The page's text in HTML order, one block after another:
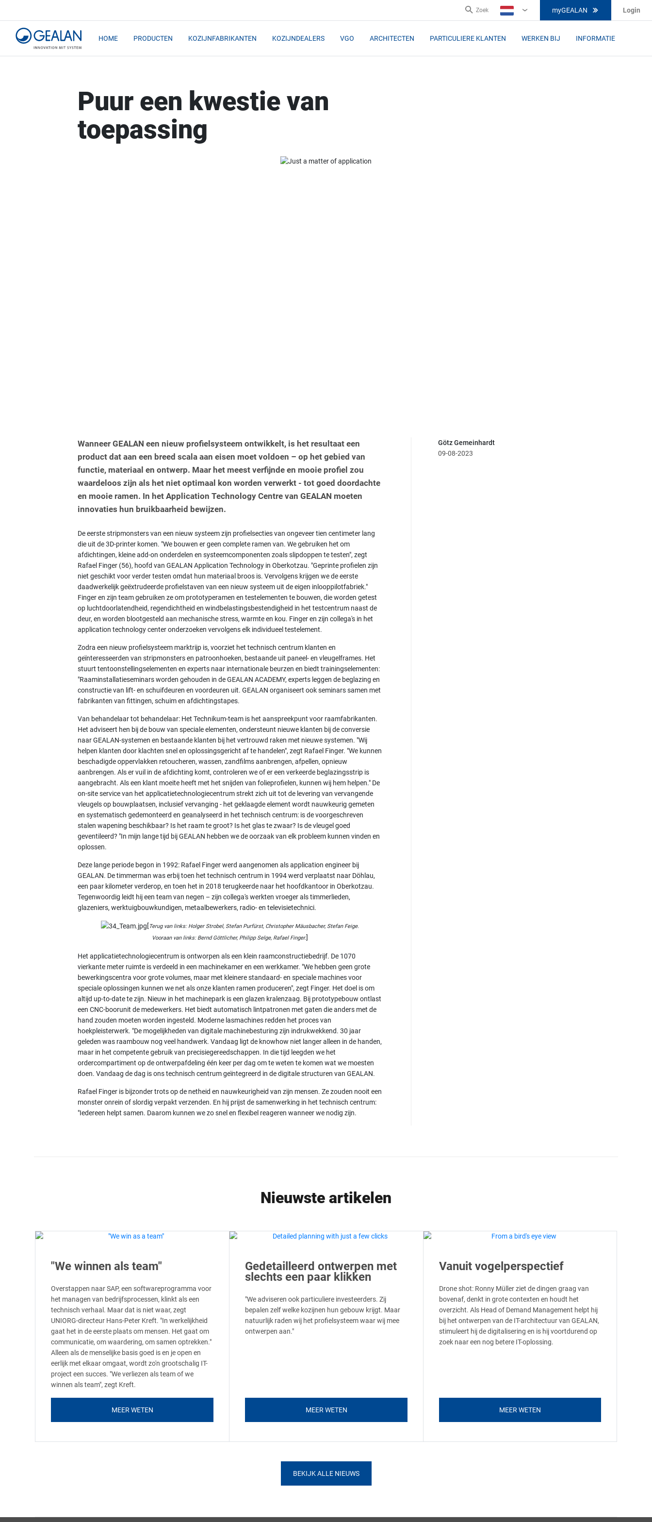
Zoek
NL
myGEALAN Login
HOME PRODUCTEN KOZIJNFABRIKANTEN KOZIJNDEALERS VGO ARCHITECTEN PARTICULIERE KLANTEN WERKEN BIJ INFORMATIE
Puur een kwestie van
toepassing
Wanneer GEALAN een nieuw profielsysteem ontwikkelt, is het resultaat een
product dat aan een breed scala aan eisen moet voldoen – op het gebied van
functie, materiaal en ontwerp. Maar het meest verfijnde en mooie profiel zou
waardeloos zijn als het niet optimaal kon worden verwerkt - tot goed doordachte
en mooie ramen. In het Application Technology Centre van GEALAN moeten
innovaties hun bruikbaarheid bewijzen.
De eerste stripmonsters van een nieuw systeem zijn profielsecties van ongeveer tien centimeter lang
die uit de 3D-printer komen. "We bouwen er geen complete ramen van. We gebruiken het om
afdichtingen, kleine add-on onderdelen en systeemcomponenten zoals slipdoppen te testen", zegt
Rafael Finger (56), hoofd van GEALAN Application Technology in Oberkotzau. "Geprinte profielen zijn
niet geschikt voor verder testen omdat hun materiaal broos is. Vervolgens krijgen we de eerste
daadwerkelijk geëxtrudeerde profielstaven van een nieuw systeem uit de eigen inlooppilotfabriek."
Finger en zijn team gebruiken ze om prototyperamen en testelementen te bouwen, die worden getest
op luchtdoorlatendheid, regendichtheid en windbelastingsbestendigheid in het testcentrum naast de
deur, en worden blootgesteld aan mechanische stress, warmte en kou. Finger en zijn collega's in het
application technology center onderzoeken vervolgens elk individueel testelement.
Zodra een nieuw profielsysteem marktrijp is, voorziet het technisch centrum klanten en
geïnteresseerden van stripmonsters en patroonhoeken, bestaande uit paneel- en vleugelframes. Het
stuurt tentoonstellingselementen en experts naar internationale beurzen en biedt trainingselementen:
"Raaminstallatieseminars worden gehouden in de GEALAN ACADEMY, experts leggen de beglazing en
constructie van lift- en schuifdeuren en voordeuren uit. GEALAN organiseert ook seminars samen met
fabrikanten van fittingen, schuim en afdichtingstapes.
Van behandelaar tot behandelaar: Het Technikum-team is het aanspreekpunt voor raamfabrikanten.
Het adviseert hen bij de bouw van speciale elementen, ondersteunt nieuwe klanten bij de conversie
naar GEALAN-systemen en bestaande klanten bij het vertrouwd raken met nieuwe systemen. "Wij
helpen klanten door klachten snel en oplossingsgericht af te handelen", zegt Rafael Finger. "We kunnen
beschadigde oppervlakken retoucheren, wassen, zandfilms aanbrengen, afpellen, opnieuw
aanbrengen. Als er vuil in de afdichting komt, controleren we of er een verkeerde beglazingsstrip is
aangebracht. Als een klant moeite heeft met het snijden van folieprofielen, kunnen wij hem helpen." De
on-site service van het applicatietechnologiecentrum strekt zich uit tot de levering van vervangende
vleugels op bouwplaatsen, inclusief vervanging - het geklaagde element wordt nauwkeurig gemeten
en systematisch gedemonteerd en geanalyseerd in het technisch centrum: is de voorgeschreven
stalen wapening beschikbaar? Is het raam te groot? Is het glas te zwaar? Is de vleugel goed
geventileerd? "In mijn lange tijd bij GEALAN hebben we de oorzaak van elk probleem kunnen vinden en
oplossen.
Deze lange periode begon in 1992: Rafael Finger werd aangenomen als application engineer bij
GEALAN. De timmerman was erbij toen het technisch centrum in 1994 werd verplaatst naar Döhlau,
een paar kilometer verderop, en toen het in 2018 terugkeerde naar het hoofdkantoor in Oberkotzau.
Tegenwoordig leidt hij een team van negen – zijn collega's werkten vroeger als timmerlieden,
glazeniers, werktuigbouwkundigen, metaalbewerkers, radio- en televisietechnici.
[Terug van links: Holger Strobel, Stefan Purfürst, Christopher Mäusbacher, Stefan Feige.
Vooraan van links: Bernd Göttlicher, Philipp Selge, Rafael Finger.]
Het applicatietechnologiecentrum is ontworpen als een klein raamconstructiebedrijf. De 1070
vierkante meter ruimte is verdeeld in een machinekamer en een werkkamer. "We hebben geen grote
bewerkingscentra voor grote volumes, maar met kleinere standaard- en speciale machines voor
speciale oplossingen kunnen we net als onze klanten ramen produceren", zegt Finger. Het doel is om
altijd up-to-date te zijn. Nieuw in het machinepark is een glazen kralenzaag. Bij prototypebouw ontlast
een CNC-boorunit de medewerkers. Het biedt automatisch lintpatronen met gaten die anders met de
hand zouden moeten worden ingesteld. Moderne lasmachines redden het proces van
hoekpleisterwerk. "De mogelijkheden van digitale machinebesturing zijn indrukwekkend. 30 jaar
geleden was raambouw nog veel handwerk. Vandaag ligt de knowhow niet langer alleen in de handen,
maar in het competente gebruik van precisiegereedschappen. In die tijd leegden we het
ordercompartiment op de ontwerpafdeling één keer per dag om te weten te komen wat we moesten
doen. Vandaag de dag is ons technisch centrum geïntegreerd in de digitale structuren van GEALAN.
Rafael Finger is bijzonder trots op de netheid en nauwkeurigheid van zijn mensen. Ze zouden nooit een
monster onrein of slordig verpakt verzenden. En hij prijst de samenwerking in het technisch centrum:
"Iedereen helpt samen. Daarom kunnen we zo snel en flexibel reageren wanneer we nodig zijn.
Götz Gemeinhardt
09-08-2023
Nieuwste artikelen
"We winnen als team"
Overstappen naar SAP, een softwareprogramma voor
het managen van bedrijfsprocessen, klinkt als een
technisch verhaal. Maar dat is niet waar, zegt
UNIORG-directeur Hans-Peter Kreft. "In werkelijkheid
gaat het in de eerste plaats om mensen. Het gaat om
communicatie, om waardering, om samen optrekken."
Alleen als de menselijke basis goed is en je open en
eerlijk met elkaar omgaat, wordt zo'n grootschalig IT-
project een succes. "We verliezen als team of we
winnen als team", zegt Kreft.
MEER WETEN
Gedetailleerd ontwerpen met
slechts een paar klikken
"We adviseren ook particuliere investeerders. Zij
bepalen zelf welke kozijnen hun gebouw krijgt. Maar
natuurlijk raden wij het profielsysteem waar wij mee
ontwerpen aan."
MEER WETEN
Vanuit vogelperspectief
Drone shot: Ronny Müller ziet de dingen graag van
bovenaf, denkt in grote contexten en houdt het
overzicht. Als Head of Demand Management helpt hij
bij het ontwerpen van de IT-architectuur van GEALAN,
stimuleert hij de digitalisering en is hij voortdurend op
zoek naar een nog betere IT-oplossing.
MEER WETEN
BEKIJK ALLE NIEUWS